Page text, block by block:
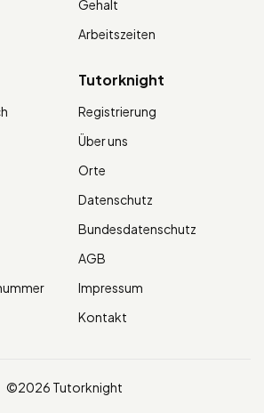
Gehalt
Arbeitszeiten
Tutorknight
Registrierung
Über uns
Orte
Datenschutz
Bundesdatenschutz
AGB
Impressum
Kontakt
©2026 Tutorknight